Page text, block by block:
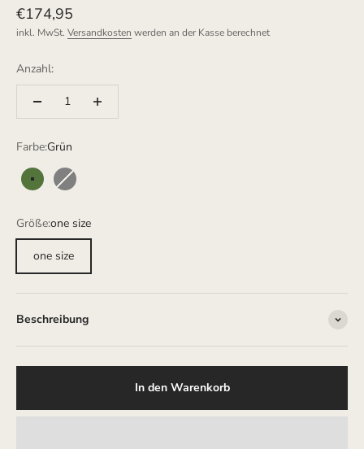
Angebot
€174,95
inkl. MwSt. Versandkosten werden an der Kasse berechnet
Anzahl:
Farbe:Grün
Grün Grau
Größe:one size
one size
Beschreibung
In den Warenkorb